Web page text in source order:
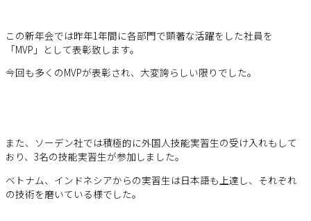
この新年会では昨年1年間に各部門で顕著な活躍をした社員を
「MVP」として表彰致します。
今回も多くのMVPが表彰され、大変誇らしい限りでした。
また、ソーデン社では積極的に外国人技能実習生の受け入れもして
おり、3名の技能実習生が参加しました。
ベトナム、インドネシアからの実習生は日本語も上達し、それぞれ
の技術を磨いている様でした。